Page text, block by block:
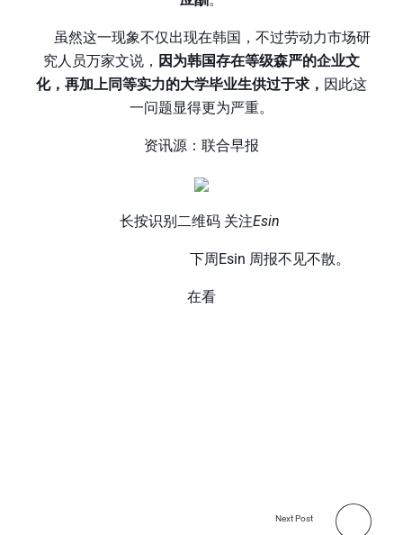
虽然这一现象不仅出现在韩国，不过劳动力市场研
究人员万家文说， 因为韩国存在等级森严的企业文
化，再加上同等实力的大学毕业生供过于求， 因此这
一问题显得更为严重。
资讯源：联合早报
长按识别二维码 关注Esin
下周Esin 周报不见不散。
在看
Next Post